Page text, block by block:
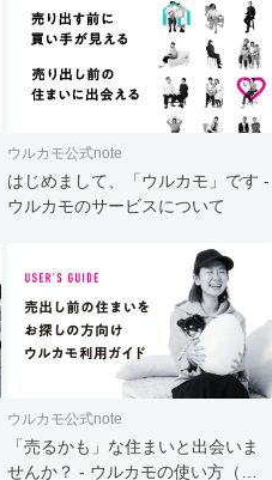
ウルカモ公式note
はじめまして、「ウルカモ」です -
ウルカモのサービスについて
ウルカモ公式note
「売るかも」な住まいと出会いま
せんか？ - ウルカモの使い方（買